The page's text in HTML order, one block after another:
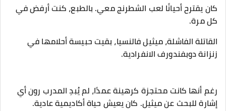
كان يقترح أحيانًا لعب الشطرنج معي. بالطبع، كنت أرفض في
كل مرة.
القاتلة الفاشلة، ميثيل فالنسيا، بقيت حبيسة أحلامها في
زنزانة دوبفندورف الانفرادية.
رغم أنها كانت محتجزة كرهينة عمدًا، لم يُبدِ المدرب رون أي
إشارة للبحث عن ميثيل. كان يعيش حياة أكاديمية عادية.